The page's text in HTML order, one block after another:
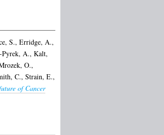
S., Erridge, A.,
Pyrek, A., Kalt,
O.,
C., Strain, E.,
of Cancer